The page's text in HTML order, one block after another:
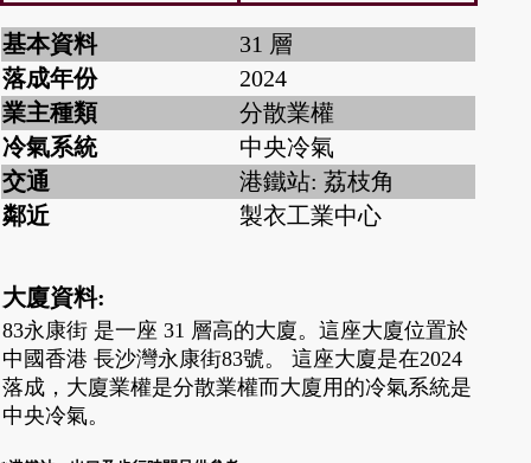
基本資料
31 層
落成年份
2024
業主種類
分散業權
冷氣系統
中央冷氣
交通
港鐵站: 荔枝角
鄰近
製衣工業中心
大廈資料:
83永康街 是一座 31 層高的大廈。這座大廈位置於
中國香港 長沙灣永康街83號。 這座大廈是在2024
落成，大廈業權是分散業權而大廈用的冷氣系統是
中央冷氣。